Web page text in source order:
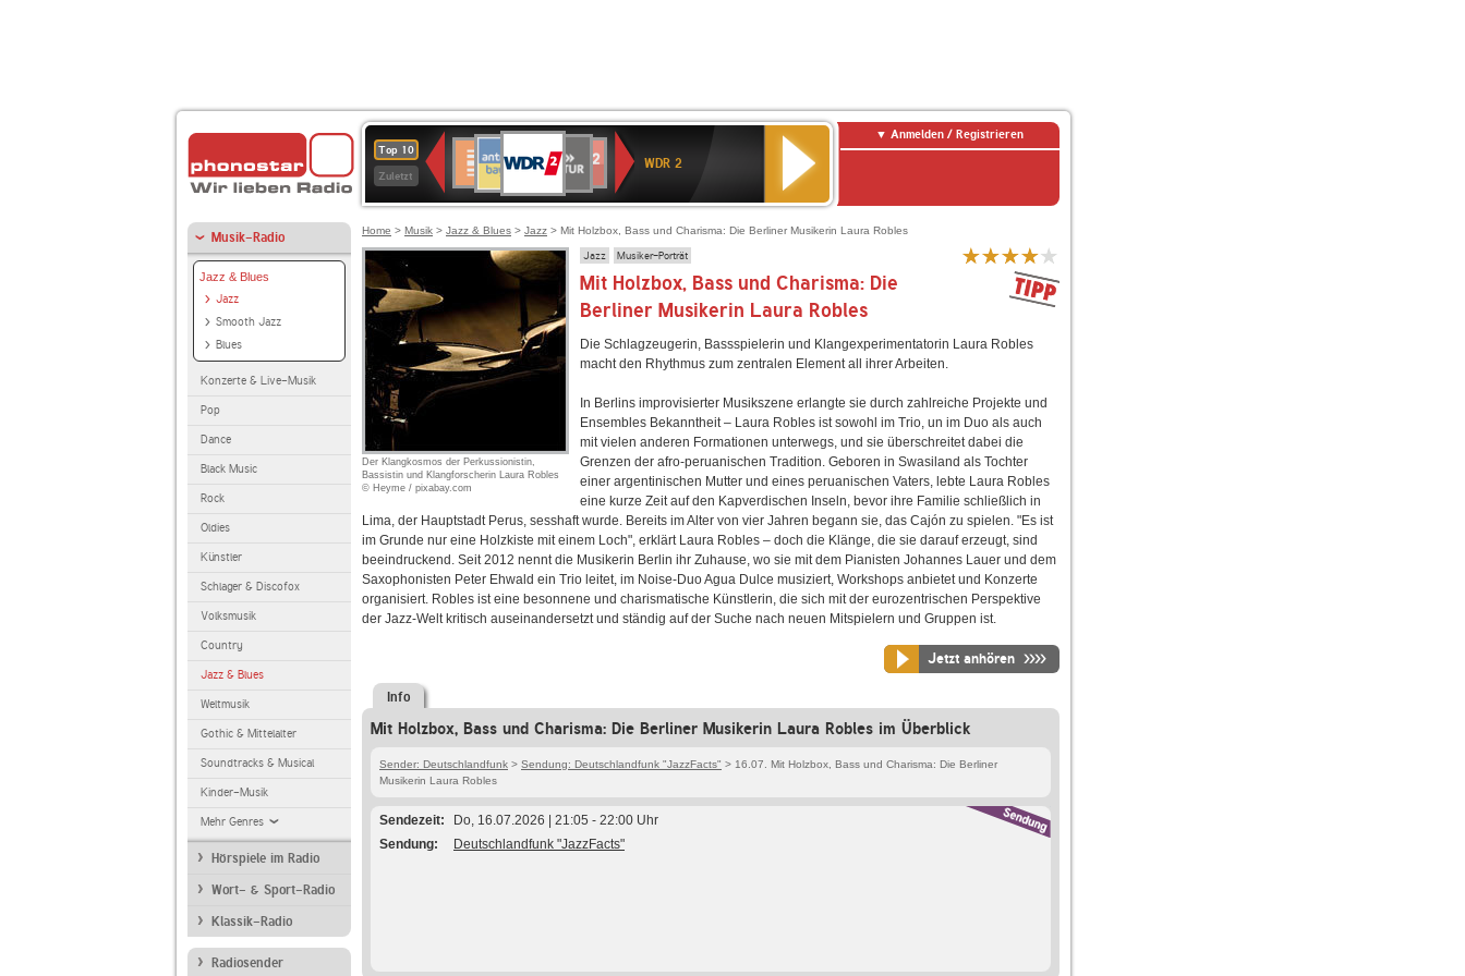
Top 10
Zuletzt
Deutschlandfunk
90er
OLDIE
ANTENNE
4
KLASSIK
Deutschlandfunk
KulturBAYERN
2
Kultur
NDR
2
WDR 2
Anmelden / Registrieren
Musik-Radio
Jazz & Blues
Jazz
Smooth Jazz
Blues
Konzerte & Live-Musik
Pop
Dance
Black Music
Rock
Oldies
Künstler
Schlager & Discofox
Volksmusik
Country
Jazz & Blues
Weltmusik
Gothic & Mittelalter
Soundtracks & Musical
Kinder-Musik
Mehr Genres
Hörspiele im Radio
Wort- & Sport-Radio
Klassik-Radio
Radiosender
Home > Musik > Jazz & Blues > Jazz > Mit Holzbox, Bass und Charisma: Die Berliner Musikerin Laura Robles
Der Klangkosmos der Perkussionistin,
Bassistin und Klangforscherin Laura Robles
© Heyme / pixabay.com
Jazz Musiker-Porträt
Mit Holzbox, Bass und Charisma: Die
Berliner Musikerin Laura Robles
Die Schlagzeugerin, Bassspielerin und Klangexperimentatorin Laura Robles
macht den Rhythmus zum zentralen Element all ihrer Arbeiten.
In Berlins improvisierter Musikszene erlangte sie durch zahlreiche Projekte und
Ensembles Bekanntheit – Laura Robles ist sowohl im Trio, un im Duo als auch
mit vielen anderen Formationen unterwegs, und sie überschreitet dabei die
Grenzen der afro-peruanischen Tradition. Geboren in Swasiland als Tochter
einer argentinischen Mutter und eines peruanischen Vaters, lebte Laura Robles
eine kurze Zeit auf den Kapverdischen Inseln, bevor ihre Familie schließlich in
Lima, der Hauptstadt Perus, sesshaft wurde. Bereits im Alter von vier Jahren begann sie, das Cajón zu spielen. "Es ist
im Grunde nur eine Holzkiste mit einem Loch", erklärt Laura Robles – doch die Klänge, die sie darauf erzeugt, sind
beeindruckend. Seit 2012 nennt die Musikerin Berlin ihr Zuhause, wo sie mit dem Pianisten Johannes Lauer und dem
Saxophonisten Peter Ehwald ein Trio leitet, im Noise-Duo Agua Dulce musiziert, Workshops anbietet und Konzerte
organisiert. Robles ist eine besonnene und charismatische Künstlerin, die sich mit der eurozentrischen Perspektive
der Jazz-Welt kritisch auseinandersetzt und ständig auf der Suche nach neuen Mitspielern und Gruppen ist.
Jetzt anhören
Info
Mit Holzbox, Bass und Charisma: Die Berliner Musikerin Laura Robles im Überblick
Sender: Deutschlandfunk > Sendung: Deutschlandfunk "JazzFacts" > 16.07. Mit Holzbox, Bass und Charisma: Die Berliner
Musikerin Laura Robles
Sendezeit
Do, 16.07.2026 | 21:05 - 22:00 Uhr
Sendung
Deutschlandfunk "JazzFacts"